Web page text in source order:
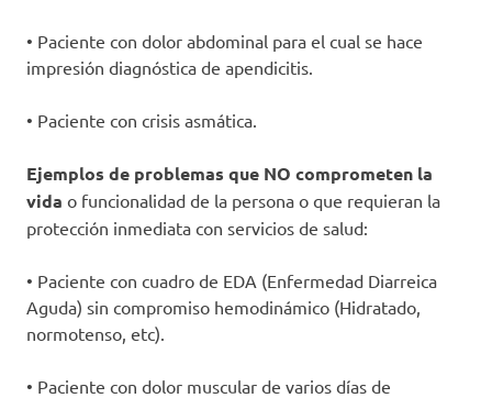
• Paciente con dolor abdominal para el cual se hace
impresión diagnóstica de apendicitis.
• Paciente con crisis asmática.
Ejemplos de problemas que NO comprometen la
vida o funcionalidad de la persona o que requieran la
protección inmediata con servicios de salud:
• Paciente con cuadro de EDA (Enfermedad Diarreica
Aguda) sin compromiso hemodinámico (Hidratado,
normotenso, etc).
• Paciente con dolor muscular de varios días de